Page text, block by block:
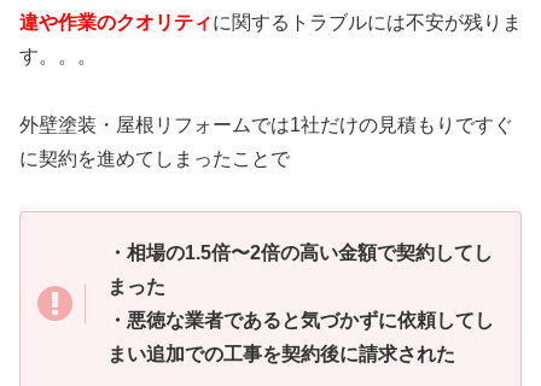
違や作業のクオリティに関するトラブルには不安が残りま
す。。。
外壁塗装・屋根リフォームでは1社だけの見積もりですぐ
に契約を進めてしまったことで
・相場の1.5倍〜2倍の高い金額で契約してし
まった
・悪徳な業者であると気づかずに依頼してし
まい追加での工事を契約後に請求された